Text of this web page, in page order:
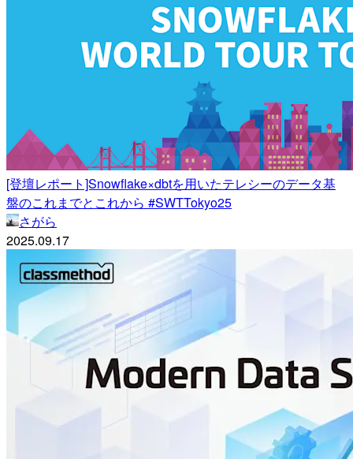
[登壇レポート]Snowflake×dbtを用いたテレシーのデータ基
盤のこれまでとこれから #SWTTokyo25
さがら
2025.09.17